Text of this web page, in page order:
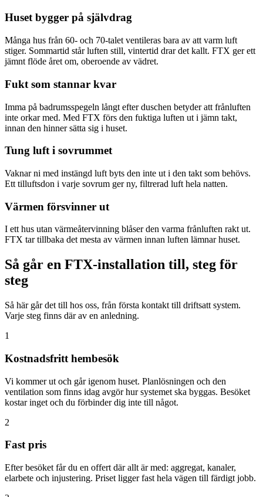
Huset bygger på självdrag
Många hus från 60- och 70-talet ventileras bara av att varm luft
stiger. Sommartid står luften still, vintertid drar det kallt. FTX ger ett
jämnt flöde året om, oberoende av vädret.
Fukt som stannar kvar
Imma på badrumsspegeln långt efter duschen betyder att frånluften
inte orkar med. Med FTX förs den fuktiga luften ut i jämn takt,
innan den hinner sätta sig i huset.
Tung luft i sovrummet
Vaknar ni med instängd luft byts den inte ut i den takt som behövs.
Ett tilluftsdon i varje sovrum ger ny, filtrerad luft hela natten.
Värmen försvinner ut
I ett hus utan värmeåtervinning blåser den varma frånluften rakt ut.
FTX tar tillbaka det mesta av värmen innan luften lämnar huset.
Så går en FTX-installation till, steg för
steg
Så här går det till hos oss, från första kontakt till driftsatt system.
Varje steg finns där av en anledning.
1
Kostnadsfritt hembesök
Vi kommer ut och går igenom huset. Planlösningen och den
ventilation som finns idag avgör hur systemet ska byggas. Besöket
kostar inget och du förbinder dig inte till något.
2
Fast pris
Efter besöket får du en offert där allt är med: aggregat, kanaler,
elarbete och injustering. Priset ligger fast hela vägen till färdigt jobb.